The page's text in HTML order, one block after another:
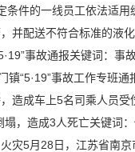
条件的一线员工依法适
并配送不符合标准的液
事故通报关键词：事
镇“5·19”事故工作专班
造成车上5名司乘人员
塌，造成3人死亡关键词
灾5月28日，江苏省南